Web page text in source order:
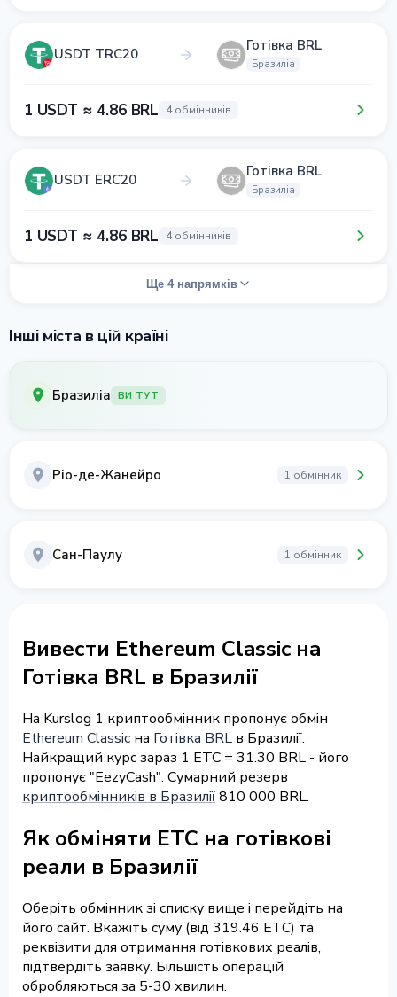
USDT TRC20 Готівка BRL
Бразиліа
1 USDT ≈ 4.86 BRL 4 обмінників
USDT ERC20 Готівка BRL
Бразиліа
1 USDT ≈ 4.86 BRL 4 обмінників
Ще 4 напрямків
Інші міста в цій країні
Бразиліа ВИ ТУТ
Ріо-де-Жанейро 1 обмінник
Сан-Паулу 1 обмінник
Вивести Ethereum Classic на
Готівка BRL в Бразилії
На Kurslog 1 криптообмінник пропонує обмін
Ethereum Classic на Готівка BRL в Бразилії.
Найкращий курс зараз 1 ETC = 31.30 BRL - його
пропонує "EezyCash". Сумарний резерв
криптообмінників в Бразилії810 000 BRL.
Як обміняти ETC на готівкові
реали в Бразилії
Оберіть обмінник зі списку вище і перейдіть на
його сайт. Вкажіть суму (від 319.46 ETC) та
реквізити для отримання готівкових реалів,
підтвердіть заявку. Більшість операцій
обробляються за 5-30 хвилин.